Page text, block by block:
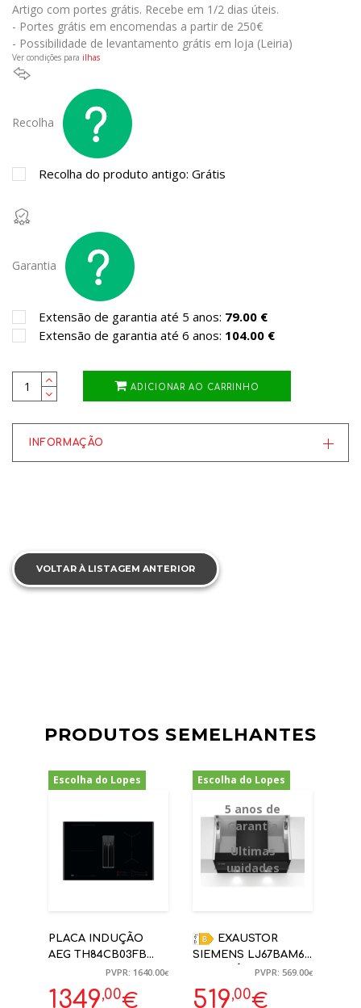
Artigo com portes grátis. Recebe em 1/2 dias úteis.
- Portes grátis em encomendas a partir de 250€
- Possibilidade de levantamento grátis em loja (Leiria)
Ver condições para ilhas
Recolha
Recolha do produto antigo: Grátis
Garantia
Extensão de garantia até 5 anos: 79.00 €
Extensão de garantia até 6 anos: 104.00 €
ADICIONAR AO CARRINHO
INFORMAÇÃO
VOLTAR À LISTAGEM ANTERIOR
PRODUTOS SEMELHANTES
Escolha do Lopes
PLACA INDUÇÃO
AEG TH84CB03FB
EXAUSTOR
INTEGRADO 80CM
PVPR: 1640.00€
1349,00€
Escolha do Lopes
5 anos de
Garantia
Últimas
unidades
-9%
SIEMENS LJ67BAM60
INTEGRÁVEL 60CM
749M³/H PRETO C/
PAINEL VIDRO | 5
PVPR: 569.00€
519,00€